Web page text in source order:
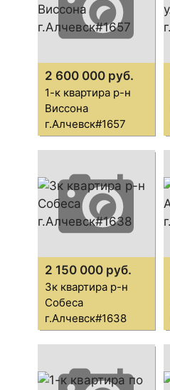
2 600 000 руб.
1-к квартира р-н
Виссона
г.Алчевск#1657
2 150 000 руб.
3к квартира р-н
Собеса
г.Алчевск#1638